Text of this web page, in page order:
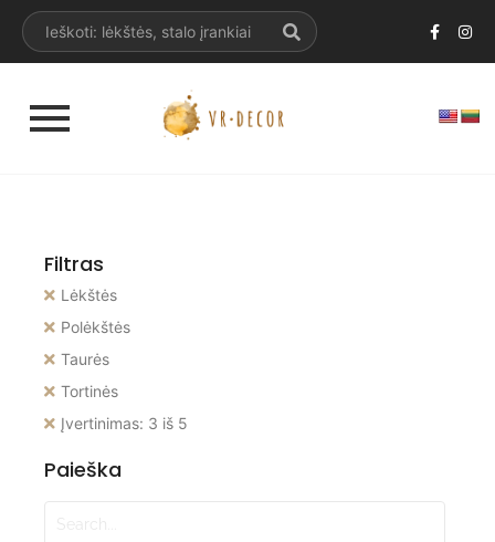
Filtras
Lėkštės
Polėkštės
Taurės
Tortinės
Įvertinimas: 3 iš 5
Paieška